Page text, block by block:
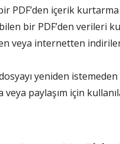
PDF’den içerik kurtarma
bir PDF’den verileri
veya internetten
yeniden
veya paylaşım için